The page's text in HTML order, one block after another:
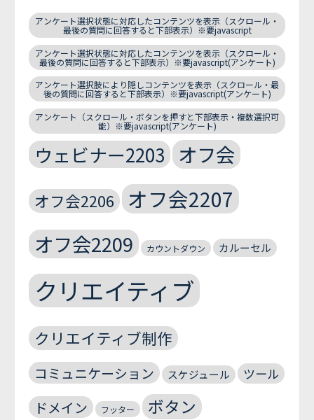
アンケート選択状態に対応したコンテンツを表示（スクロール・
最後の質問に回答すると下部表示）※要javascript
アンケート選択状態に対応したコンテンツを表示（スクロール・
最後の質問に回答すると下部表示）※要javascript(アンケート)
アンケート選択肢により隠しコンテンツを表示（スクロール・最
後の質問に回答すると下部表示）※要javascript(アンケート)
アンケート（スクロール・ボタンを押すと下部表示・複数選択可
能）※要javascript(アンケート)
ウェビナー2203 オフ会
オフ会2206 オフ会2207
オフ会2209 カウントダウン カルーセル
クリエイティブ
クリエイティブ制作
コミュニケーション スケジュール ツール
ドメイン フッター ボタン